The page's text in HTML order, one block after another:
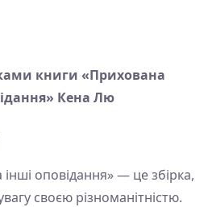
книги «Прихована
Кена Лю
оповідання» — це збірка,
своєю різноманітністю.